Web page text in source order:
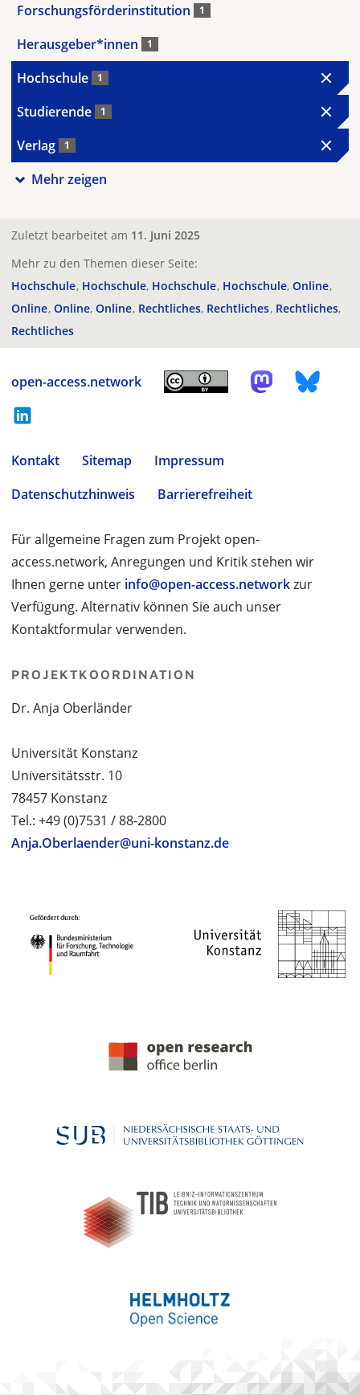
Forschungsförderinstitution 1
Herausgeber*innen 1
Hochschule 1
Studierende 1
Verlag 1
Mehr zeigen
Zuletzt bearbeitet am 11. Juni 2025
Mehr zu den Themen dieser Seite:
Hochschule Hochschule Hochschule Hochschule Online
Online Online Online Rechtliches Rechtliches Rechtliches
Rechtliches
open-access.network
Kontakt Sitemap
Impressum
Datenschutzhinweis
Barrierefreiheit
Für allgemeine Fragen zum Projekt open-
access.network, Anregungen und Kritik stehen wir
Ihnen gerne unter info@open-access.networkzur
Verfügung. Alternativ können Sie auch unser
Kontaktformular verwenden.
PROJEKTKOORDINATION
Dr. Anja Oberländer
Universität Konstanz
Universitätsstr. 10
78457 Konstanz
Tel.: +49 (0)7531 / 88-2800
Anja.Oberlaender@uni-konstanz.de